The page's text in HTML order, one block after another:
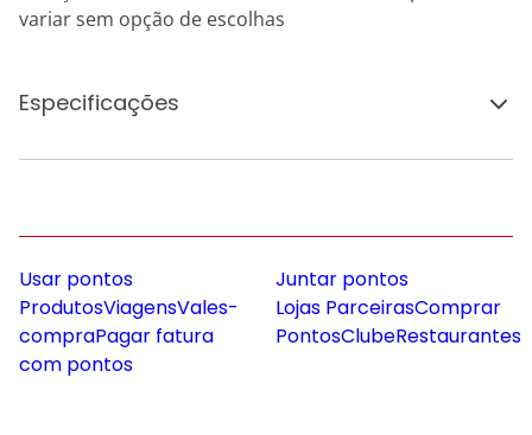
variar sem opção de escolhas
Especificações
Usar pontos
ProdutosViagensVales-
compraPagar fatura
com pontos
Juntar pontos
Lojas ParceirasComprar
PontosClubeRestaurantes